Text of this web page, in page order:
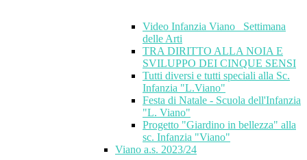
Video Infanzia Viano_ Settimana
delle Arti
TRA DIRITTO ALLA NOIA E
SVILUPPO DEI CINQUE SENSI
Tutti diversi e tutti speciali alla Sc.
Infanzia "L.Viano"
Festa di Natale - Scuola dell'Infanzia
"L. Viano"
Progetto "Giardino in bellezza" alla
sc. Infanzia "Viano"
Viano a.s. 2023/24